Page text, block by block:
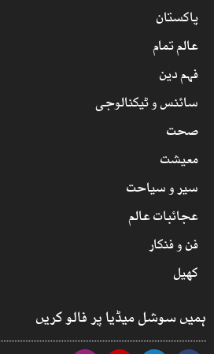
پاکستان
عالم تمام
فہم دین
سائنس و ٹیکنالوجی
صحت
معیشت
سیر و سیاحت
عجائبات عالم
فن و فنکار
کھیل
ہمیں سوشل میڈیا پر فالو کریں